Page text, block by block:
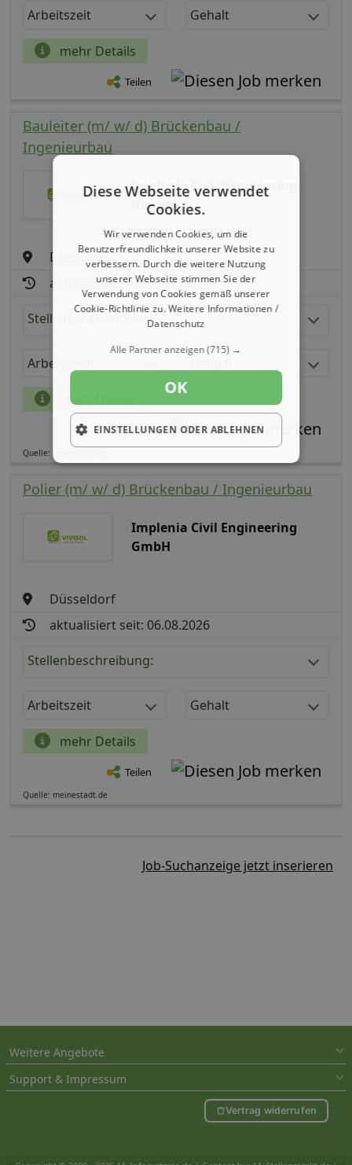
Arbeitszeit Gehalt
mehr Details
Teilen
Bauleiter (m/ w/ d) Brückenbau /
Ingenieurbau
Implenia Civil Engineering
GmbH
Düsseldorf
aktualisiert seit: 06.08.2026
Stellenbeschreibung:
Arbeitszeit
mehr Details
Teilen
Quelle: meinestadt.de
Polier (m/ w/ d) Brückenbau / Ingenieurbau
Implenia Civil Engineering
GmbH
Düsseldorf
aktualisiert seit: 06.08.2026
Stellenbeschreibung:
Arbeitszeit Gehalt
mehr Details
Teilen
Quelle: meinestadt.de
Job-Suchanzeige jetzt inserieren
Weitere Angebote
Support & Impressum
Vertrag widerrufen
Diese Webseite verwendet
Cookies.
Wir verwenden Cookies, um die
Benutzerfreundlichkeit unserer Website zu
verbessern. Durch die weitere Nutzung
unserer Webseite stimmen Sie der
Verwendung von Cookies gemäß unserer
Cookie-Richtlinie zu.Weitere Informationen /
Datenschutz
Alle Partner anzeigen(715) →
OK
EINSTELLUNGEN ODER ABLEHNEN